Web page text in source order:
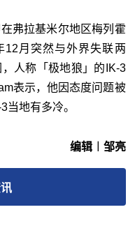
弗拉基米尔地区梅列霍
月突然与外界失联两
人称「极地狼」的IK-3
表示，他因态度问题被
当地有多冷。
编辑︱邹亮